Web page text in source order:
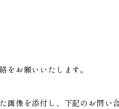
をお願いいたします。
画像を添付し、下記のお問い